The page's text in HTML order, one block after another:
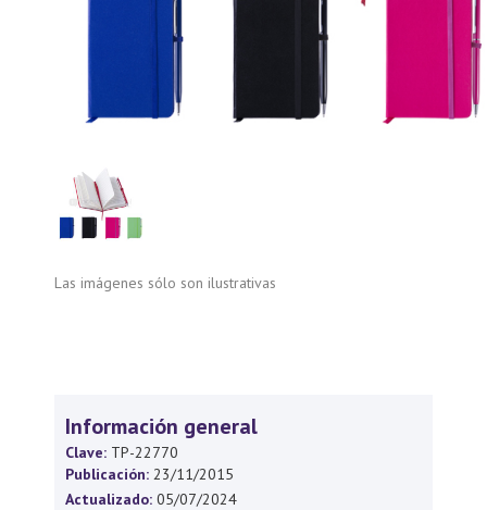
Las imágenes sólo son ilustrativas
Información general
Clave: TP-22770
Publicación: 23/11/2015
Actualizado: 05/07/2024